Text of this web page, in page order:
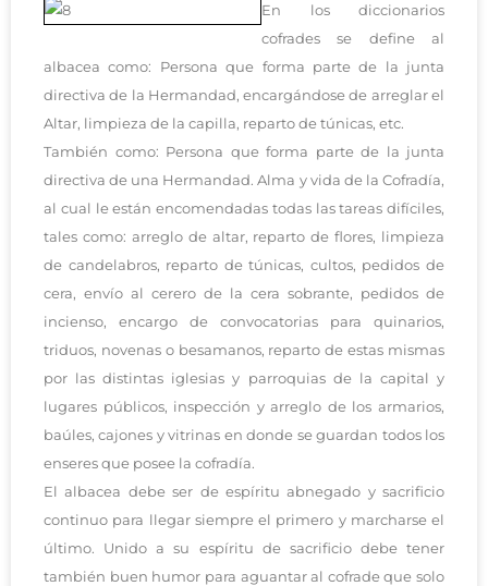
En los diccionarios
cofrades se define al
albacea como: Persona que forma parte de la junta
directiva de la Hermandad, encargándose de arreglar el
Altar, limpieza de la capilla, reparto de túnicas, etc.
También como: Persona que forma parte de la junta
directiva de una Hermandad. Alma y vida de la Cofradía,
al cual le están encomendadas todas las tareas difíciles,
tales como: arreglo de altar, reparto de flores, limpieza
de candelabros, reparto de túnicas, cultos, pedidos de
cera, envío al cerero de la cera sobrante, pedidos de
incienso, encargo de convocatorias para quinarios,
triduos, novenas o besamanos, reparto de estas mismas
por las distintas iglesias y parroquias de la capital y
lugares públicos, inspección y arreglo de los armarios,
baúles, cajones y vitrinas en donde se guardan todos los
enseres que posee la cofradía.
El albacea debe ser de espíritu abnegado y sacrificio
continuo para llegar siempre el primero y marcharse el
último. Unido a su espíritu de sacrificio debe tener
también buen humor para aguantar al cofrade que solo